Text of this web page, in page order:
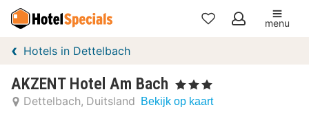
Mijn
menu
Hotels in Dettelbach
AKZENT Hotel Am Bach , 3 Sterren
Dettelbach Duitsland Bekijk op kaart